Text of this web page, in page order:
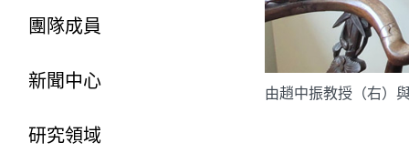
團隊成員
新聞中心
研究領域
由趙中振教授（右）